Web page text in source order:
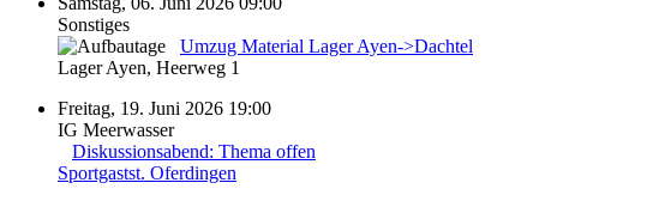
Sonstiges
Umzug Material Lager Ayen->Dachtel
Lager Ayen, Heerweg 1
Freitag, 19. Juni 2026 19:00
IG Meerwasser
Diskussionsabend: Thema offen
Sportgastst. Oferdingen